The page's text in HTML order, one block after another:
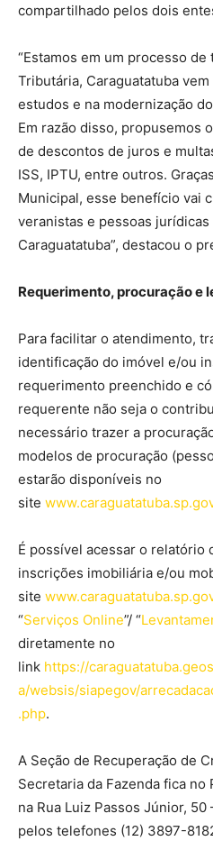
compartilhado pelos dois
“Estamos em um processo
Tributária, Caraguatatuba
estudos e na modernização
Em razão disso, propusemos
de descontos de juros e
ISS, IPTU, entre outros.
Municipal, esse benefício vai
veranistas e pessoas
Caraguatatuba”, destacou o
Requerimento, procuração e
Para facilitar o atendimento,
identificação do imóvel e/ou
requerimento preenchido e
requerente não seja o
necessário trazer a
modelos de procuração
estarão disponíveis no
site
É possível acessar o relatório
inscrições imobiliária e/ou
site
“Serviços Online”/ “
diretamente no
link https://
a/websis/siapegov/
.php.
A Seção de Recuperação de
Secretaria da Fazenda fica
na Rua Luiz Passos Júnior,
pelos telefones (12) 3897-